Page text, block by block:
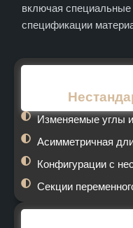
включая
спецификации
Изменяемые углы
Асимметричная
Конфигурации с
Секции